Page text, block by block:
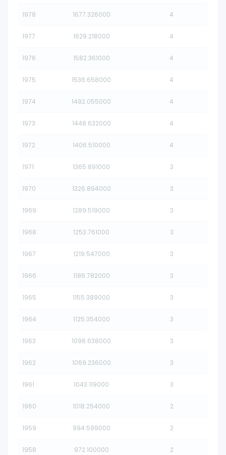
1978 1677.326000 4
1977 1629.218000 4
1976 1582.361000 4
1975 1536.658000 4
1974 1492.055000 4
1973 1448.632000 4
1972 1406.510000 4
1971 1365.891000 3
1970 1326.894000 3
1969 1289.519000 3
1968 1253.761000 3
1967 1219.547000 3
1966 1186.782000 3
1965 1155.389000 3
1964 1125.354000 3
1963 1096.638000 3
1962 1069.236000 3
1961 1043.119000 3
1960 1018.254000 2
1959 994.599000 2
1958 972.100000 2